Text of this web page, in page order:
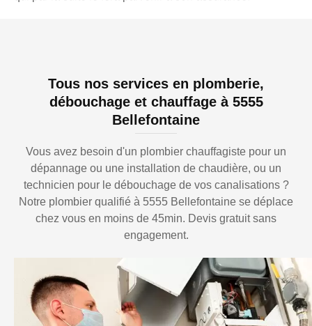
Tous nos services en plomberie,
débouchage et chauffage à 5555
Bellefontaine
Vous avez besoin d'un plombier chauffagiste pour un
dépannage ou une installation de chaudière, ou un
technicien pour le débouchage de vos canalisations ?
Notre plombier qualifié à 5555 Bellefontaine se déplace
chez vous en moins de 45min. Devis gratuit sans
engagement.